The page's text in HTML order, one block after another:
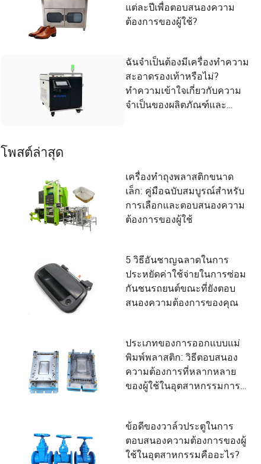
แต่ละปีเพื่อตอบสนองความ
ต้องการของผู้ใช้?
ฉันจำเป็นต้องมีเครื่องทำความ
สะอาดรองเท้าหรือไม่?
ทำความเข้าใจเกี่ยวกับความ
จำเป็นของผลิตภัณฑ์และ
โพสต์ล่าสุด
เครื่องทำถุงพลาสติกขนาด
เล็ก: คู่มือฉบับสมบูรณ์สำหรับ
การเลือกและตอบสนองความ
ต้องการของผู้ใช้
5 วิธีอันชาญฉลาดในการ
ประหยัดค่าใช้จ่ายในการซ่อม
กันชนรถยนต์ขณะที่ยังตอบ
สนองความต้องการของคุณ
ประเภทของการออกแบบแม่
พิมพ์พลาสติก: วิธีตอบสนอง
ความต้องการที่หลากหลาย
ของผู้ใช้ในอุตสาหกรรมการ
ข้อดีของวาล์วประตูในการ
ตอบสนองความต้องการของผู้
ใช้ในอุตสาหกรรมคืออะไร?